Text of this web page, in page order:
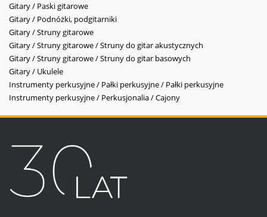
Gitary / Paski gitarowe
Gitary / Podnóżki, podgitarniki
Gitary / Struny gitarowe
Gitary / Struny gitarowe / Struny do gitar akustycznych
Gitary / Struny gitarowe / Struny do gitar basowych
Gitary / Ukulele
Instrumenty perkusyjne / Pałki perkusyjne / Pałki perkusyjne
Instrumenty perkusyjne / Perkusjonalia / Cajony